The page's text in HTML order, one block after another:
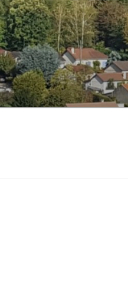
Aller
au
contenu
principal